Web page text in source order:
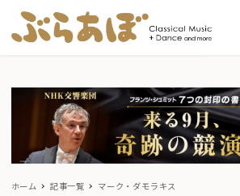
ホーム 記事一覧 マーク・ダモラキス